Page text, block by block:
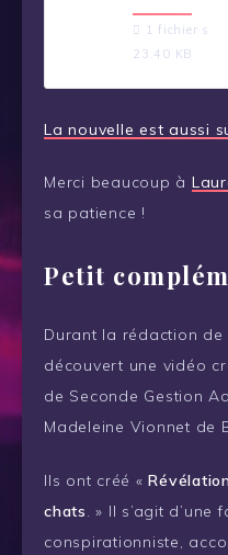
1 fichier·s
23.40 KB
La nouvelle est aussi
Merci beaucoup à
sa patience !
Petit
Durant la rédaction de
découvert une vidéo
de Seconde Gestion
Madeleine Vionnet de
Ils ont créé «
chats. » Il s’agit d’une
conspirationniste,